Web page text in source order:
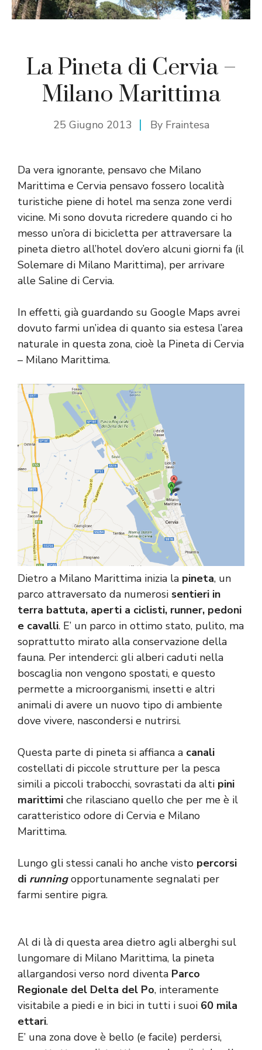
La Pineta di Cervia –
Milano Marittima
25 Giugno 2013 By Fraintesa
Da vera ignorante, pensavo che Milano
Marittima e Cervia pensavo fossero località
turistiche piene di hotel ma senza zone verdi
vicine. Mi sono dovuta ricredere quando ci ho
messo un’ora di bicicletta per attraversare la
pineta dietro all’hotel dov’ero alcuni giorni fa (il
Solemare di Milano Marittima), per arrivare
alle Saline di Cervia.
In effetti, già guardando su Google Maps avrei
dovuto farmi un’idea di quanto sia estesa l’area
naturale in questa zona, cioè la Pineta di Cervia
– Milano Marittima.
Dietro a Milano Marittima inizia la pineta, un
parco attraversato da numerosi sentieri in
terra battuta, aperti a ciclisti, runner, pedoni
e cavalli. E’ un parco in ottimo stato, pulito, ma
soprattutto mirato alla conservazione della
fauna. Per intenderci: gli alberi caduti nella
boscaglia non vengono spostati, e questo
permette a microorganismi, insetti e altri
animali di avere un nuovo tipo di ambiente
dove vivere, nascondersi e nutrirsi.
Questa parte di pineta si affianca a canali
costellati di piccole strutture per la pesca
simili a piccoli trabocchi, sovrastati da alti pini
marittimi che rilasciano quello che per me è il
caratteristico odore di Cervia e Milano
Marittima.
Lungo gli stessi canali ho anche visto percorsi
di runningopportunamente segnalati per
farmi sentire pigra.
Al di là di questa area dietro agli alberghi sul
lungomare di Milano Marittima, la pineta
allargandosi verso nord diventa Parco
Regionale del Delta del Po, interamente
visitabile a piedi e in bici in tutti i suoi 60 mila
ettari.
E’ una zona dove è bello (e facile) perdersi,